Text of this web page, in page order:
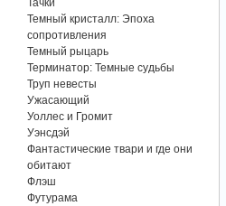
Тачки
Темный кристалл: Эпоха
сопротивления
Темный рыцарь
Терминатор: Темные судьбы
Труп невесты
Ужасающий
Уоллес и Громит
Уэнсдэй
Фантастические твари и где они
обитают
Флэш
Футурама